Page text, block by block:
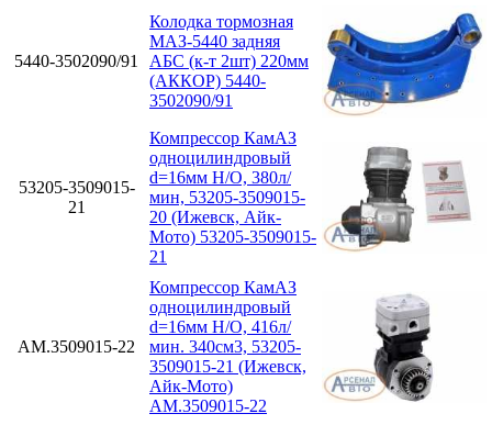
5440-3502090/91
Колодка тормозная
МАЗ-5440 задняя
АБС (к-т 2шт) 220мм
(АККОР) 5440-
3502090/91
53205-3509015-
21
Компрессор КамАЗ
одноцилиндровый
d=16мм Н/О, 380л/
мин, 53205-3509015-
20 (Ижевск, Айк-
Мото) 53205-3509015-
21
АМ.3509015-22
Компрессор КамАЗ
одноцилиндровый
d=16мм Н/О, 416л/
мин. 340см3, 53205-
3509015-21 (Ижевск,
Айк-Мото)
АМ.3509015-22